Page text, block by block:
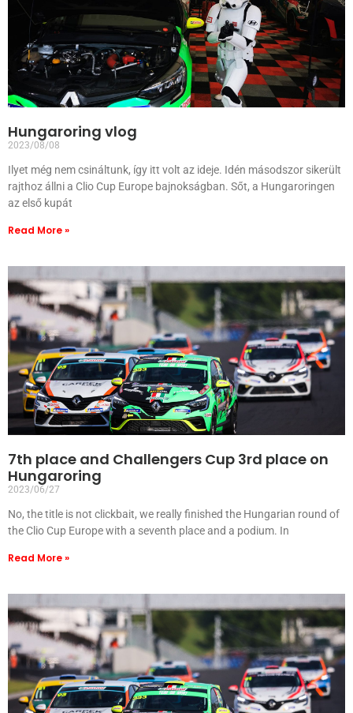
Hungaroring vlog
2023/08/08
Ilyet még nem csináltunk, így itt volt az ideje. Idén másodszor sikerült
rajthoz állni a Clio Cup Europe bajnokságban. Sőt, a Hungaroringen
az első kupát
Read More »
7th place and Challengers Cup 3rd place on
Hungaroring
2023/06/27
No, the title is not clickbait, we really finished the Hungarian round of
the Clio Cup Europe with a seventh place and a podium. In
Read More »